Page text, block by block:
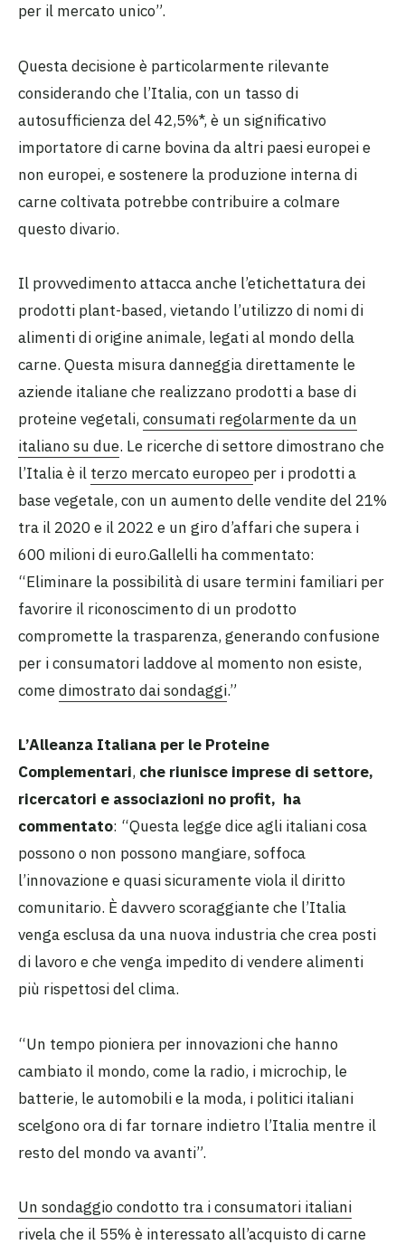
per il mercato unico”.
Questa decisione è particolarmente rilevante
considerando che l’Italia, con un tasso di
autosufficienza del 42,5%*, è un significativo
importatore di carne bovina da altri paesi europei e
non europei, e sostenere la produzione interna di
carne coltivata potrebbe contribuire a colmare
questo divario.
Il provvedimento attacca anche l’etichettatura dei
prodotti plant-based, vietando l’utilizzo di nomi di
alimenti di origine animale, legati al mondo della
carne. Questa misura danneggia direttamente le
aziende italiane che realizzano prodotti a base di
proteine vegetali, consumati regolarmente da un
italiano su due. Le ricerche di settore dimostrano che
l’Italia è il terzo mercato europeo per i prodotti a
base vegetale, con un aumento delle vendite del 21%
tra il 2020 e il 2022 e un giro d’affari che supera i
600 milioni di euro.Gallelli ha commentato:
“Eliminare la possibilità di usare termini familiari per
favorire il riconoscimento di un prodotto
compromette la trasparenza, generando confusione
per i consumatori laddove al momento non esiste,
comedimostrato dai sondaggi.”
L’Alleanza Italiana per le Proteine
Complementari, che riunisce imprese di settore,
ricercatori e associazioni no profit, ha
commentato: “Questa legge dice agli italiani cosa
possono o non possono mangiare, soffoca
l’innovazione e quasi sicuramente viola il diritto
comunitario. È davvero scoraggiante che l’Italia
venga esclusa da una nuova industria che crea posti
di lavoro e che venga impedito di vendere alimenti
più rispettosi del clima.
“Un tempo pioniera per innovazioni che hanno
cambiato il mondo, come la radio, i microchip, le
batterie, le automobili e la moda, i politici italiani
scelgono ora di far tornare indietro l’Italia mentre il
resto del mondo va avanti”.
Un sondaggio condotto tra i consumatori italiani
rivela che il 55% è interessato all’acquisto di carne